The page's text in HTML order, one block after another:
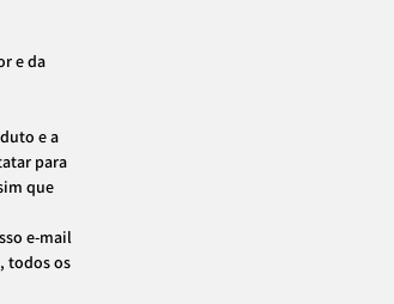
e da
e a
para
que
e-mail
todos os